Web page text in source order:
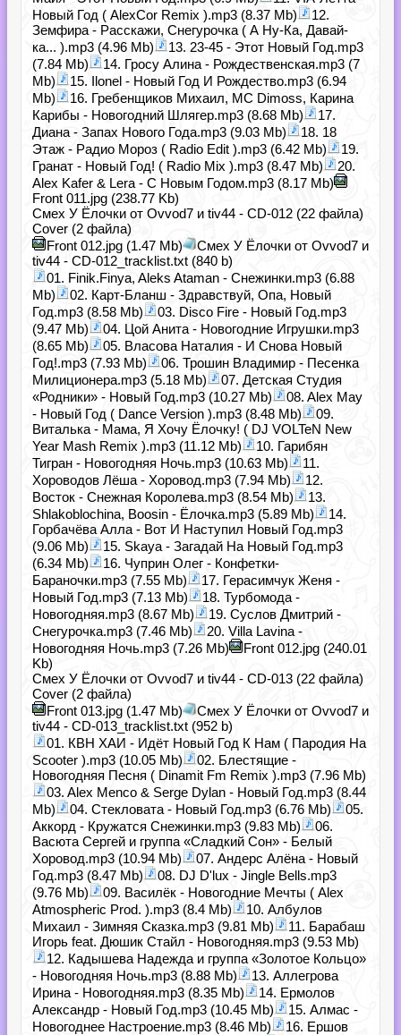
Новый Год ( AlexCor Remix ).mp3 (8.37 Mb)
12.
Земфира - Расскажи, Снегурочка ( А Ну-Ка, Давай-
ка... ).mp3 (4.96 Mb)
13. 23-45 - Этот Новый Год.mp3
(7.84 Mb)
14. Гросу Алина - Рождественская.mp3 (7
Mb)
15. Ilonel - Новый Год И Рождество.mp3 (6.94
Mb)
16. Гребенщиков Михаил, MC Dimoss, Карина
Карибы - Новогодний Шлягер.mp3 (8.68 Mb)
17.
Диана - Запах Нового Года.mp3 (9.03 Mb)
18. 18
Этаж - Радио Мороз ( Radio Edit ).mp3 (6.42 Mb)
19.
Гранат - Новый Год! ( Radio Mix ).mp3 (8.47 Mb)
20.
Alex Kafer & Lera - С Новым Годом.mp3 (8.17 Mb)
Front 011.jpg (238.77 Kb)
Смех У Ёлочки от Ovvod7 и tiv44 - CD-012 (22 файла)
Cover (2 файла)
Front 012.jpg (1.47 Mb)
Смех У Ёлочки от Ovvod7 и
tiv44 - CD-012_tracklist.txt (840 b)
01. Finik.Finya, Aleks Ataman - Снежинки.mp3 (6.88
Mb)
02. Карт-Бланш - Здравствуй, Опа, Новый
Год.mp3 (8.58 Mb)
03. Disco Fire - Новый Год.mp3
(9.47 Mb)
04. Цой Анита - Новогодние Игрушки.mp3
(8.65 Mb)
05. Власова Наталия - И Снова Новый
Год!.mp3 (7.93 Mb)
06. Трошин Владимир - Песенка
Милиционера.mp3 (5.18 Mb)
07. Детская Студия
«Родники» - Новый Год.mp3 (10.27 Mb)
08. Alex May
- Новый Год ( Dance Version ).mp3 (8.48 Mb)
09.
Виталька - Мама, Я Хочу Ёлочку! ( DJ VOLTeN New
Year Mash Remix ).mp3 (11.12 Mb)
10. Гарибян
Тигран - Новогодняя Ночь.mp3 (10.63 Mb)
11.
Хороводов Лёша - Хоровод.mp3 (7.94 Mb)
12.
Восток - Снежная Королева.mp3 (8.54 Mb)
13.
Shlakoblochina, Boosin - Ёлочка.mp3 (5.89 Mb)
14.
Горбачёва Алла - Вот И Наступил Новый Год.mp3
(9.06 Mb)
15. Skaya - Загадай На Новый Год.mp3
(6.34 Mb)
16. Чуприн Олег - Конфетки-
Бараночки.mp3 (7.55 Mb)
17. Герасимчук Женя -
Новый Год.mp3 (7.13 Mb)
18. Турбомода -
Новогодняя.mp3 (8.67 Mb)
19. Суслов Дмитрий -
Снегурочка.mp3 (7.46 Mb)
20. Villa Lavina -
Новогодняя Ночь.mp3 (7.26 Mb)
Front 012.jpg (240.01
Kb)
Смех У Ёлочки от Ovvod7 и tiv44 - CD-013 (22 файла)
Cover (2 файла)
Front 013.jpg (1.47 Mb)
Смех У Ёлочки от Ovvod7 и
tiv44 - CD-013_tracklist.txt (952 b)
01. КВН ХАИ - Идёт Новый Год К Нам ( Пародия На
Scooter ).mp3 (10.05 Mb)
02. Блестящие -
Новогодняя Песня ( Dinamit Fm Remix ).mp3 (7.96 Mb)
03. Alex Menco & Serge Dylan - Новый Год.mp3 (8.44
Mb)
04. Стекловата - Новый Год.mp3 (6.76 Mb)
05.
Аккорд - Кружатся Снежинки.mp3 (9.83 Mb)
06.
Васюта Сергей и группа «Сладкий Сон» - Белый
Хоровод.mp3 (10.94 Mb)
07. Андерс Алёна - Новый
Год.mp3 (8.47 Mb)
08. DJ D'lux - Jingle Bells.mp3
(9.76 Mb)
09. Василёк - Новогодние Мечты ( Alex
Atmospheric Prod. ).mp3 (8.4 Mb)
10. Албулов
Михаил - Зимняя Сказка.mp3 (9.81 Mb)
11. Барабаш
Игорь feat. Дюшик Стайл - Новогодняя.mp3 (9.53 Mb)
12. Кадышева Надежда и группа «Золотое Кольцо»
- Новогодняя Ночь.mp3 (8.88 Mb)
13. Аллегрова
Ирина - Новогодняя.mp3 (8.35 Mb)
14. Ермолов
Александр - Новый Год.mp3 (10.45 Mb)
15. Алмас -
Новогоднее Настроение.mp3 (8.46 Mb)
16. Ершов